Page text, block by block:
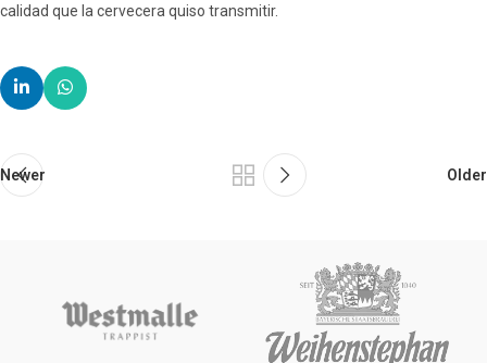
calidad que la cervecera quiso transmitir.
Newer Older